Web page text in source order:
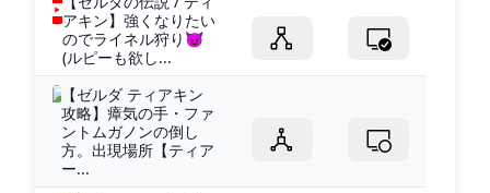
アキン】強くなりたい
のでライネル狩り😈
(ルピーも欲し...
【ゼルダ ティアキン
攻略】瘴気の手・ファ
ントムガノンの倒し
方。出現場所【ティア
ー...